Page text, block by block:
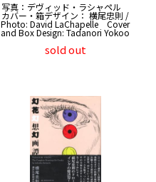
写真：デヴィッド・ラシャペル
カバー・箱デザイン： 横尾忠則 /
Photo: David LaChapelle Cover
and Box Design: Tadanori Yokoo
sold out